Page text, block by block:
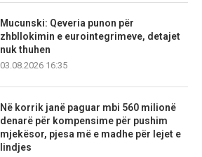
Mucunski: Qeveria punon për
zhbllokimin e eurointegrimeve, detajet
nuk thuhen
03.08.2026 16:35
Në korrik janë paguar mbi 560 milionë
denarë për kompensime për pushim
mjekësor, pjesa më e madhe për lejet e
lindjes